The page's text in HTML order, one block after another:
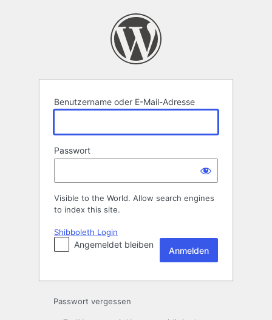
Benutzername oder E-Mail-Adresse
Passwort
Visible to the World. Allow search engines
to index this site.
Shibboleth Login
Angemeldet bleiben
Passwort vergessen